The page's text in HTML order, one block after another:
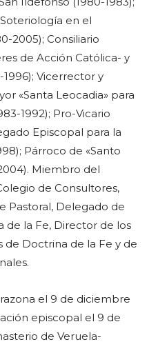
en el
2005); Consiliario
de Acción Católica- y
1996); Vicerrector y
«Santa Leocadia» para
1992); Pro-Vicario
Episcopal para la
Párroco de «Santo
Miembro del
de Consultores,
Pastoral, Delegado de
de la Fe, Director de los
de Doctrina de la Fe y de
el 9 de diciembre
episcopal el 9 de
de Veruela-